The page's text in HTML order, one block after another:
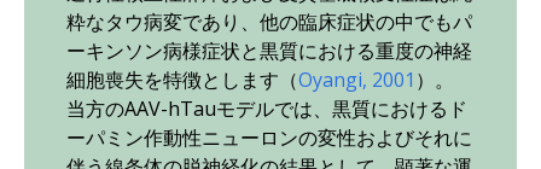
粋なタウ病変であり、他の臨床症状の中でもパ
ーキンソン病様症状と黒質における重度の神経
細胞喪失を特徴とします（Oyangi, 2001 ）。
当方のAAV-hTauモデルでは、黒質におけるド
ーパミン作動性ニューロンの変性およびそれに